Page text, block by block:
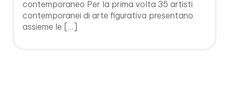
contemporaneo Per la prima volta 35 artisti
contemporanei di arte figurativa presentano
assieme le […]